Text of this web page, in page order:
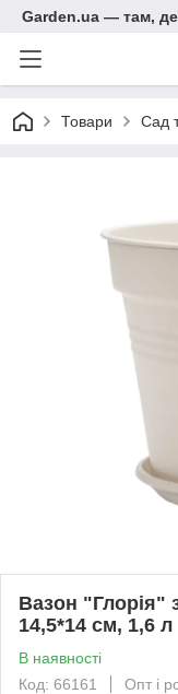
Garden.ua — там,
Товари Сад
Вазон "Глорія"
14,5*14 см, 1,6 л
В наявності
Код: 66161
Опт і